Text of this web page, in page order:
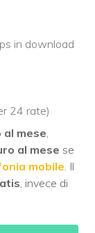
in download
24 rate)
al mese
al mese se
mobile . Il
, invece di